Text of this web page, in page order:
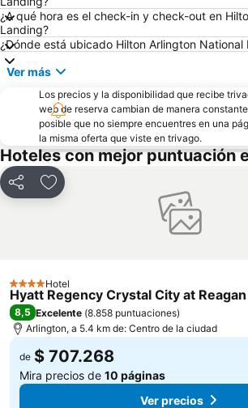
Museo Nacional del Aire y del Espacio Smithsonian
Los Archivos
Jardín Botánico de los Estados Unidos
Distrito Histórico de Lafayette Square
Pentagon Memorial
¿A qué hora es el check-in y check-out en
Landing?
¿Dónde está ubicado Hilton Arlington National
Ver más
Los precios y la disponibilidad que recibe
web de reserva cambian de manera
posible que no siempre encuentres en una
la misma oferta que viste en trivago.
Hoteles con mejor puntuación
CompartirAgregar a favoritos
4 Estrellas
Hotel
Hyatt Regency Crystal City at
8,5 Excelente (8.858 puntuaciones)
Arlington, a 5.4 km de: Centro de la ciudad
de $ 707.268
Mira precios de 10 páginas
Ver precios